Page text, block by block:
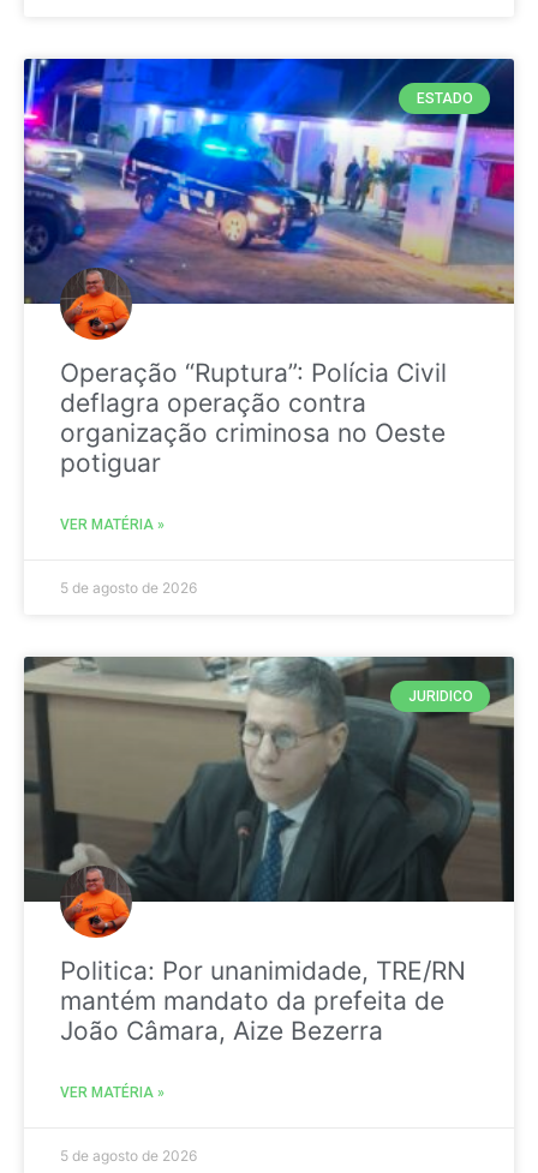
ESTADO
Operação “Ruptura”: Polícia Civil
deflagra operação contra
organização criminosa no Oeste
potiguar
VER MATÉRIA »
5 de agosto de 2026
JURIDICO
Politica: Por unanimidade, TRE/RN
mantém mandato da prefeita de
João Câmara, Aize Bezerra
VER MATÉRIA »
5 de agosto de 2026